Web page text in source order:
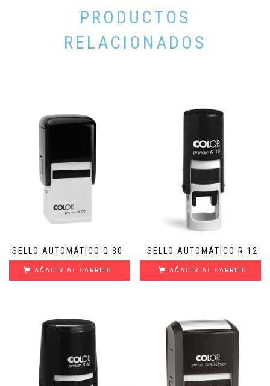
PRODUCTOS
RELACIONADOS
SELLO AUTOMÁTICO Q 30
AÑADIR AL CARRITO
SELLO AUTOMÁTICO R 12
AÑADIR AL CARRITO